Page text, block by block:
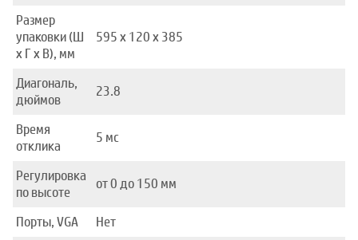
Размер
упаковки (Ш
x Г x В), мм
595 x 120 x 385
Диагональ,
дюймов
23.8
Время
отклика
5 мс
Регулировка
по высоте
от 0 до 150 мм
Порты, VGA
Нет